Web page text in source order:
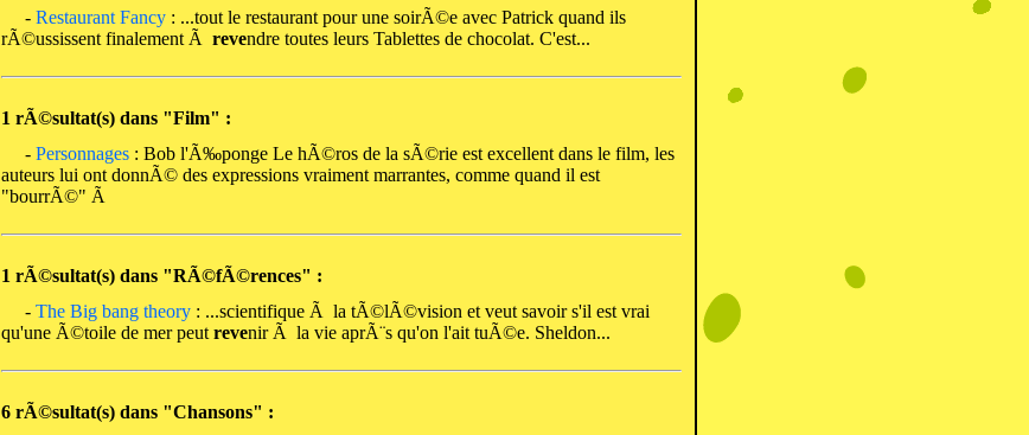
- Restaurant Fancy: ...tout le restaurant pour une soirÃ©e avec Patrick quand ils
rÃ©ussissent finalement Ã revendre toutes leurs Tablettes de chocolat. C'est...
1 rÃ©sultat(s) dans "Film" :
- Personnages: Bob l'Ã‰ponge Le hÃ©ros de la sÃ©rie est excellent dans le film, les
auteurs lui ont donnÃ© des expressions vraiment marrantes, comme quand il est
"bourrÃ©" Ã
1 rÃ©sultat(s) dans "RÃ©fÃ©rences" :
- The Big bang theory: ...scientifique Ã la tÃ©lÃ©vision et veut savoir s'il est vrai
qu'une Ã©toile de mer peut revenir Ã la vie aprÃ¨s qu'on l'ait tuÃ©e. Sheldon...
6 rÃ©sultat(s) dans "Chansons" :